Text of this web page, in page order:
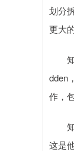
划分
更大
知
dden
作，
知
这是